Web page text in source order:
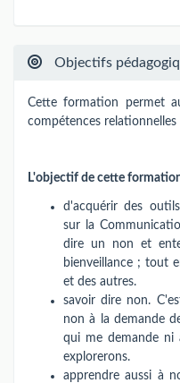
Objectifs
Cette formation permet
compétences
L'objectif de cette
d'acquérir des
sur la
dire un non et
bienveillance ; tout
et des autres.
savoir dire non.
non à la demande
qui me demande ni
explorerons.
apprendre aussi à